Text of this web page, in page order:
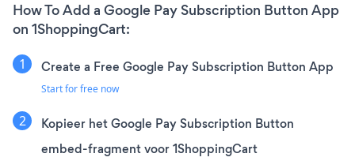
How To Add a Google Pay Subscription Button App
on 1ShoppingCart:
Create a Free Google Pay Subscription Button App
Start for free now
Kopieer het Google Pay Subscription Button
embed-fragment voor 1ShoppingCart